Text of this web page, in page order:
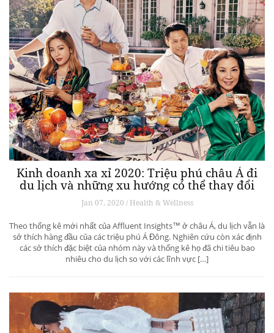
Kinh doanh xa xỉ 2020: Triệu phú châu Á đi
du lịch và những xu hướng có thể thay đổi
ngành du lịch thượng lưu
Jan 07, 2020 / Health & Wellness
Theo thống kê mới nhất của Affluent Insights™ ở châu Á, du lịch vẫn là
sở thích hàng đầu của các triệu phú Á Đông. Nghiên cứu còn xác định
các sở thích đặc biệt của nhóm này và thống kê họ đã chi tiêu bao
nhiêu cho du lịch so với các lĩnh vực […]